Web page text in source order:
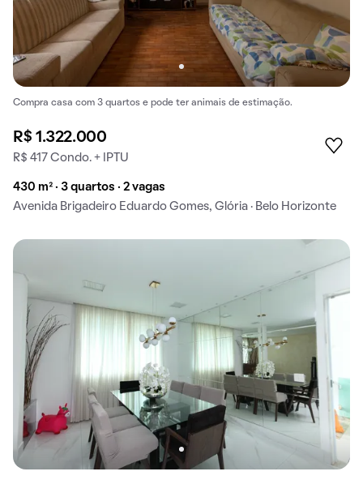
Compra casa com 3 quartos e pode ter animais de estimação.
R$ 1.322.000
R$ 417 Condo. + IPTU
430 m² · 3 quartos · 2 vagas
Avenida Brigadeiro Eduardo Gomes, Glória · Belo Horizonte